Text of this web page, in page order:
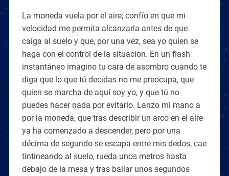
La moneda vuela por el aire; confío en que mi
velocidad me permita alcanzarla antes de que
caiga al suelo y que, por una vez, sea yo quien se
haga con el control de la situación. En un flash
instantáneo imagino tu cara de asombro cuando te
diga que lo que tú decidas no me preocupa, que
quien se marcha de aquí soy yo, y que tú no
puedes hacer nada por evitarlo. Lanzo mi mano a
por la moneda, que tras describir un arco en el aire
ya ha comenzado a descender, pero por una
décima de segundo se escapa entre mis dedos, cae
tintineando al suelo, rueda unos metros hasta
debajo de la mesa y tras bailar unos segundos